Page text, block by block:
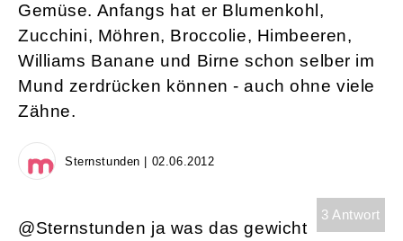
Gemüse. Anfangs hat er Blumenkohl,
Zucchini, Möhren, Broccolie, Himbeeren,
Williams Banane und Birne schon selber im
Mund zerdrücken können - auch ohne viele
Zähne.
Sternstunden | 02.06.2012
3 Antwort
@Sternstunden ja was das gewicht